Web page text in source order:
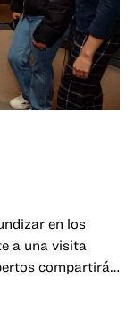
en los
a una visita
compartirán
OMCA.